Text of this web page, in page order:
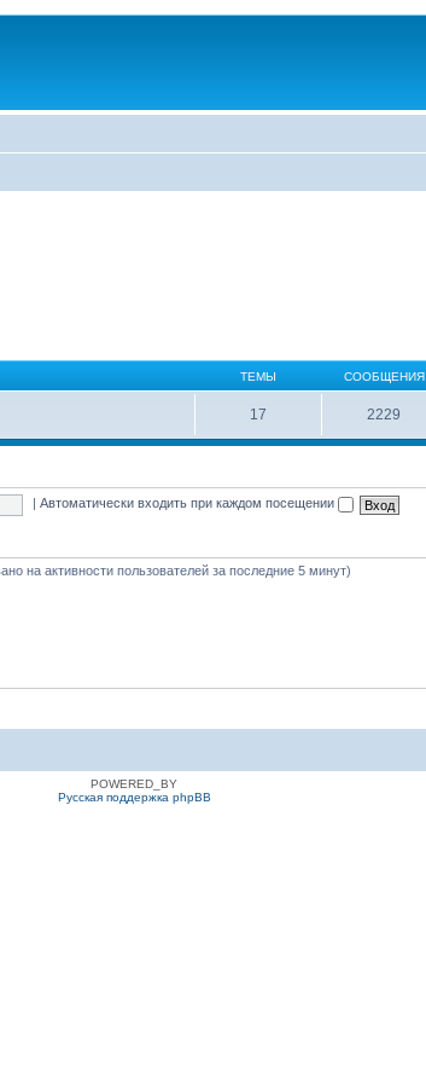
ТЕМЫ СООБЩЕНИЯ
17 2229
|Автоматически входить при каждом посещении
на активности пользователей за последние 5 минут)
POWERED_BY
Русская поддержка phpBB